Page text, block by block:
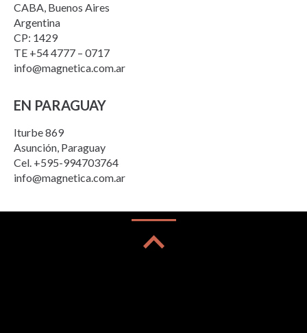
CABA, Buenos Aires
Argentina
CP: 1429
TE +54 4777 – 0717
info@magnetica.com.ar
EN PARAGUAY
Iturbe 869
Asunción, Paraguay
Cel. +595-994703764
info@magnetica.com.ar